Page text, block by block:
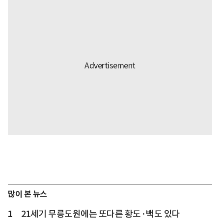
많이 본 뉴스
1 21세기 무릉도원에는 또다른 황도·백도 있다